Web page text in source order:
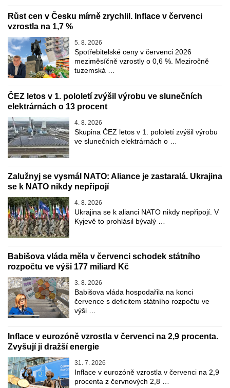
Růst cen v Česku mírně zrychlil. Inflace v červenci
vzrostla na 1,7 %
5. 8. 2026
Spotřebitelské ceny v červenci 2026
meziměsíčně vzrostly o 0,6 %. Meziročně
tuzemská …
ČEZ letos v 1. pololetí zvýšil výrobu ve slunečních
elektrárnách o 13 procent
4. 8. 2026
Skupina ČEZ letos v 1. pololetí zvýšil výrobu
ve slunečních elektrárnách o …
Zalužnyj se vysmál NATO: Aliance je zastaralá. Ukrajina
se k NATO nikdy nepřipojí
4. 8. 2026
Ukrajina se k alianci NATO nikdy nepřipojí. V
Kyjevě to prohlásil bývalý …
Babišova vláda měla v červenci schodek státního
rozpočtu ve výši 177 miliard Kč
3. 8. 2026
Babišova vláda hospodařila na konci
července s deficitem státního rozpočtu ve
výši …
Inflace v eurozóně vzrostla v červenci na 2,9 procenta.
Zvyšují ji dražší energie
31. 7. 2026
Inflace v eurozóně vzrostla v červenci na 2,9
procenta z červnových 2,8 …